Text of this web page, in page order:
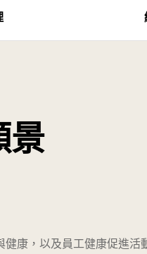
景
，以及員工健康促進活